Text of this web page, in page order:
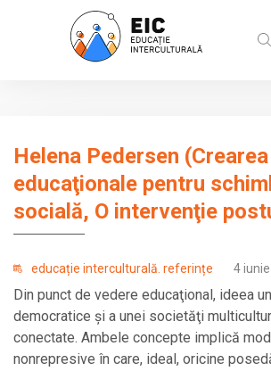
Helena Pedersen
educaţionale pentru
socială, O intervenţie
educație interculturală. referințe 4
Din punct de vedere educaţional, ideea
democratice şi a unei societăţi
conectate. Ambele concepte implică
non­represive în care, ideal, oricine